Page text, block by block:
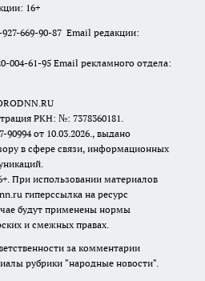
16+
669-90-87 Email редакции:
004-61-95 Email рекламного отдела:
РКН: №: 7378360181.
от 10.03.2026., выдано
в сфере связи, информационных
При использовании материалов
гиперссылка на ресурс
будут применены нормы
и смежных правах.
за комментарии
рубрики "народные новости".